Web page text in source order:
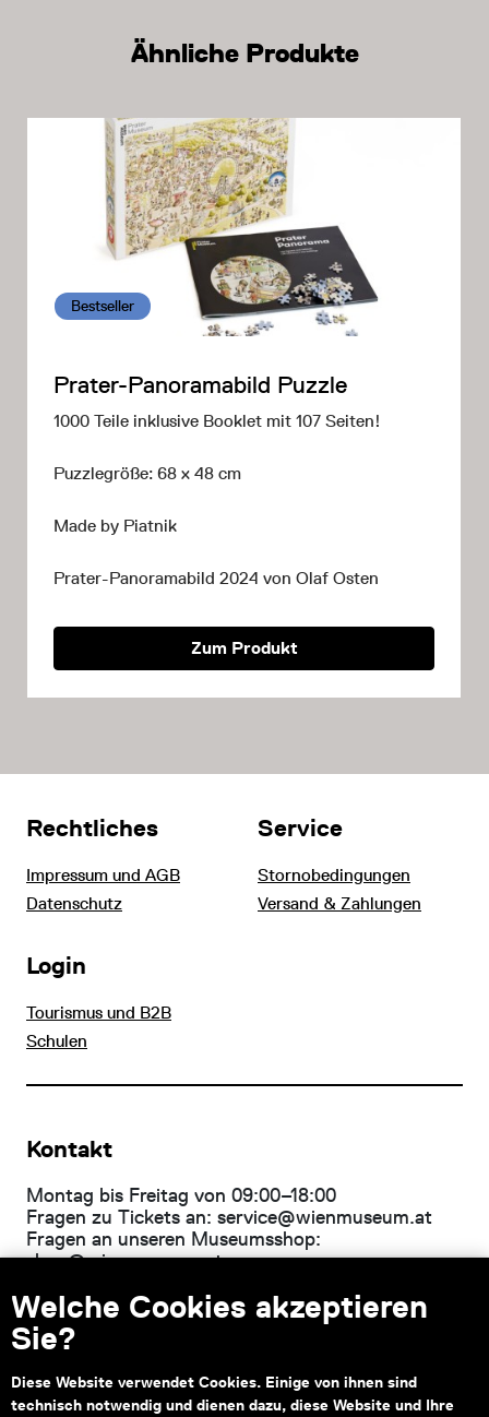
Welche Cookies akzeptieren
Sie?
Diese Website verwendet Cookies. Einige von ihnen sind
technisch notwendig und dienen dazu, diese Website und Ihre
Ähnliche Produkte
Bestseller
Prater-Panoramabild Puzzle
1000 Teile inklusive Booklet mit 107 Seiten!
Puzzlegröße: 68 x 48 cm
Made by Piatnik
Prater-Panoramabild 2024 von Olaf Osten
Zum Produkt
Rechtliches
Impressum und AGB
Datenschutz
Service
Stornobedingungen
Versand & Zahlungen
Login
Tourismus und B2B
Schulen
Kontakt
Montag bis Freitag von 09:00–18:00
Fragen zu Tickets an: service@wienmuseum.at
Fragen an unseren Museumsshop:
shop@wienmuseum.at
Wien Museum, Karlsplatz
1040 Wien